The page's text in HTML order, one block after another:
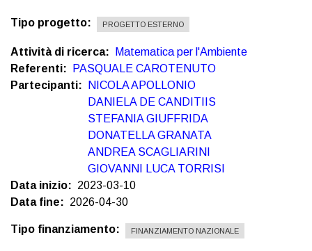
Tipo progetto PROGETTO ESTERNO
Attività di ricerca
Matematica per l'Ambiente
Referenti
PASQUALE CAROTENUTO
Partecipanti
NICOLA APOLLONIO
DANIELA DE CANDITIIS
STEFANIA GIUFFRIDA
DONATELLA GRANATA
ANDREA SCAGLIARINI
GIOVANNI LUCA TORRISI
Data inizio
2023-03-10
Data fine
2026-04-30
Tipo finanziamento FINANZIAMENTO NAZIONALE